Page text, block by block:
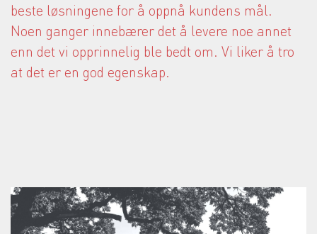
beste løsningene for å oppnå kundens mål.
Noen ganger innebærer det å levere noe annet
enn det vi opprinnelig ble bedt om. Vi liker å tro
at det er en god egenskap.